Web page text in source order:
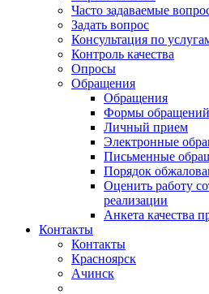
Часто задаваемые
Задать вопрос
Консультация по
Контроль качества
Опросы
Обращения
Обращения
Формы обращений
Личный прием
Электронные
Письменные
Порядок
Оценить работу
реализации
Анкета качества
Контакты
Контакты
Красноярск
Ачинск